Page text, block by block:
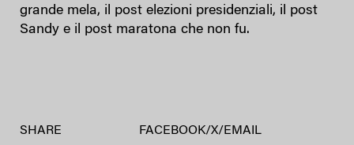
grande mela, il post elezioni presidenziali, il post
Sandy e il post maratona che non fu.
SHARE FACEBOOK/X/ EMAIL